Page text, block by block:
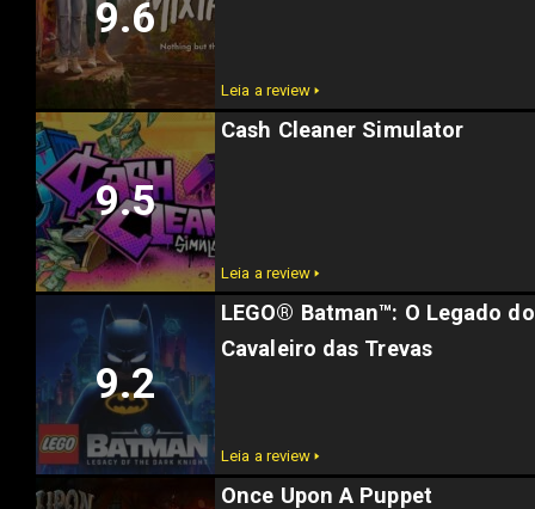
9.6
Leia a review 🢒
Cash Cleaner Simulator
9.5
Leia a review 🢒
LEGO® Batman™: O Legado do
Cavaleiro das Trevas
9.2
Leia a review 🢒
Once Upon A Puppet